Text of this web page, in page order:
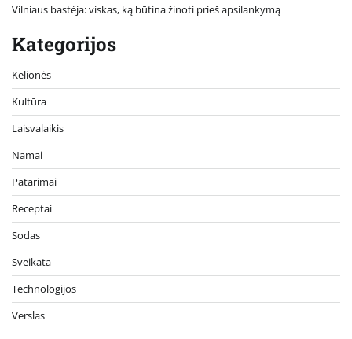
Vilniaus bastėja: viskas, ką būtina žinoti prieš apsilankymą
Kategorijos
Kelionės
Kultūra
Laisvalaikis
Namai
Patarimai
Receptai
Sodas
Sveikata
Technologijos
Verslas